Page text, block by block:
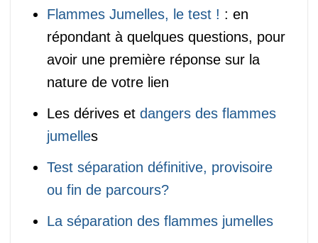
Flammes Jumelles, le test ! : en
répondant à quelques questions, pour
avoir une première réponse sur la
nature de votre lien
Les dérives etdangers des flammes
jumelles
Test séparation définitive, provisoire
ou fin de parcours?
La séparation des flammes jumelles